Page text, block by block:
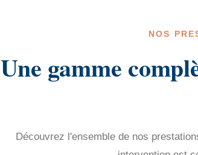
NOS
Une gamme
Découvrez l'ensemble de nos